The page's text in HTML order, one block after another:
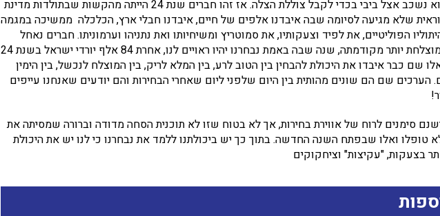
מבין טוב שהוא "מחוק" פוליטית אז הוא נשכב אצל ביבי בכדי לקבל צוללת הצלה. אז זהו חברים שנת 24 הייתה מהקשות שבתולדות מדינת
שלא מגיעה לסיומה שבה איבדנו אלפים של חיים, איבדנו חבלי ארץ, הכלכלה ממשיכה במגמה
הפוליטיים, את לפיד וצעקותיו, את סמוטריץ ומשיחיותו ואת נתניהו וערמוניתו. חברים נאחל
כולנו לעצמנו שתהיה זו שנה אזרחית מוצלחת יותר מקודמתה, שנה שבה באמת נבחרנו יהיו ראויים לנו, אחרת 84 אלף יורדי ישראל בשנת 24
שם כבר איבדו את היכולת להבחין בין הטוב לרע, בין המלא לריק, בין המוצלח לנכשל, בין הימין
שם הם שונים מהותית בין היום שלפני ליום שאחרי הבחירות והם יודעים שאנחנו עייפים
סימנים לרוח של אווירת בחירות, אך לא בטוח שזו לא תוכנית הסחה מדודה וברורה שמסיתה את
טופלו ואלו שבפתח השנה החדשה. בתוך כך יש ביכולתנו ללמד את נבחרנו כי לנו יש את היכולת
בצעקות, "עקיצות" וציחקוקים